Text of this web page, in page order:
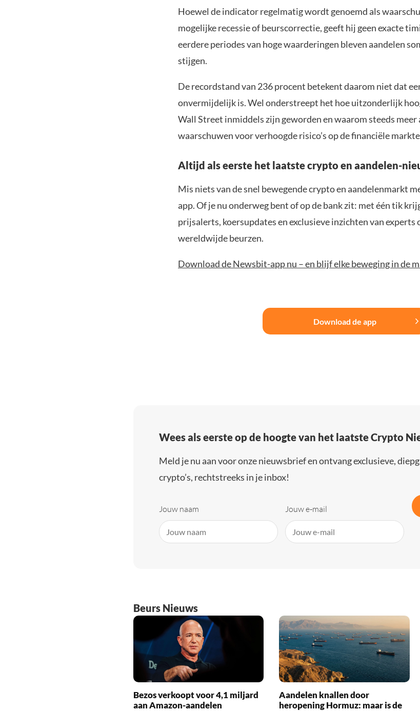
Hoewel de indicator regelmatig wordt genoemd als
mogelijke recessie of beurscorrectie, geeft hij geen exacte
eerdere periodes van hoge waarderingen bleven aandelen
stijgen.
De recordstand van 236 procent betekent daarom niet dat
onvermijdelijk is. Wel onderstreept het hoe uitzonderlijk
Wall Street inmiddels zijn geworden en waarom steeds meer
waarschuwen voor verhoogde risico’s op de financiële
Altijd als eerste het laatste crypto en aandelen-
Mis niets van de snel bewegende crypto en aandelenmarkt
app. Of je nu onderweg bent of op de bank zit: met één tik
prijsalerts, koersupdates en exclusieve inzichten van experts
wereldwijde beurzen.
Download de Newsbit-app nu – en blijf elke beweging in de
Download de app
Wees als eerste op de hoogte van het laatste Crypto
Meld je nu aan voor onze nieuwsbrief en ontvang exclusieve,
crypto’s, rechtstreeks in je inbox!
Jouw naam Jouw e-mail
Beurs Nieuws
Bezos verkoopt voor 4,1 miljard
aan Amazon-aandelen
Aandelen knallen door
heropening Hormuz: maar is de